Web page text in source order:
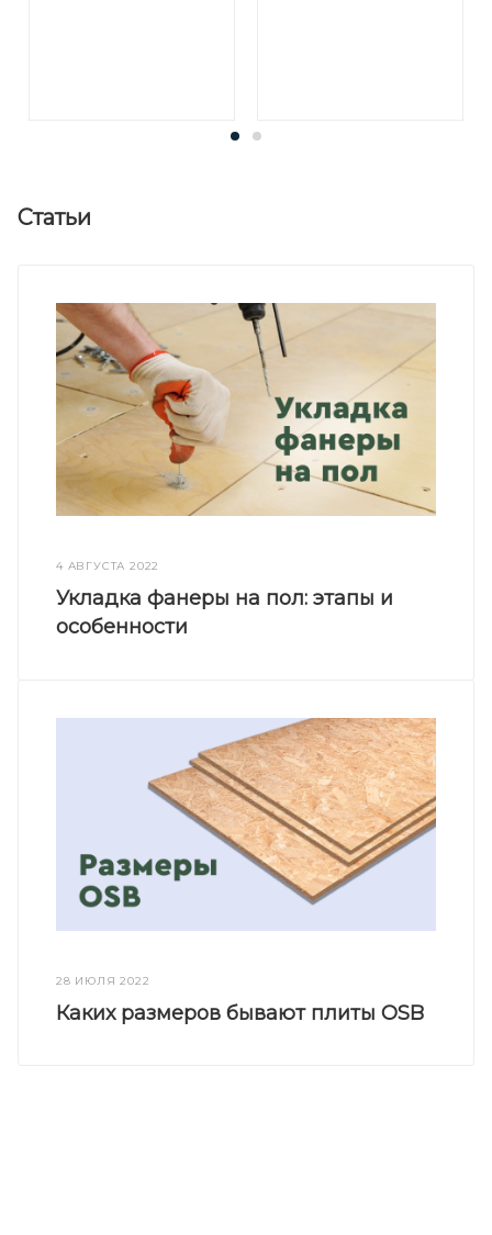
Статьи
4 АВГУСТА 2022
Укладка фанеры на пол: этапы и
особенности
28 ИЮЛЯ 2022
Каких размеров бывают плиты OSB